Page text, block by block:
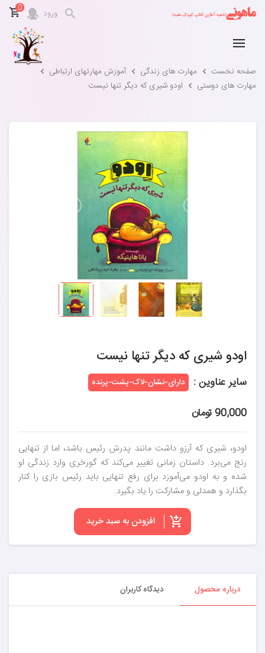
ورود 0
صفحه نخست مهارت های زندگی
آموزش مهارتهای ارتباطی
مهارت های دوستی
اودو شیری که دیگر تنها نیست
اودو شیری که دیگر تنها نیست
سایر عناوین : دارای-نشان-لاک-پشت-پرنده
90,000 تومان
اودو، شیری که آرزو داشت مانند پدرش رئیس باشد، اما از تنهایی
رنج می‌برد. داستان زمانی تغییر می‌کند که گورخری وارد زندگی او
شده و به اودو می‌آموزد برای رفع تنهایی باید رئیس بازی را کنار
بگذارد و همدلی و مشارکت را یاد بگیرد.
افزودن به سبد خرید
درباره محصول دیدگاه کاربران